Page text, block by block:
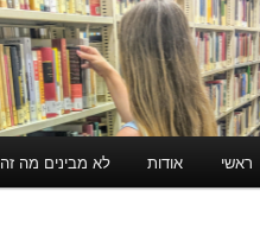
ראשי אודות לא מבינים מה זה RSS? לחצו כאן לקבלת הסבר